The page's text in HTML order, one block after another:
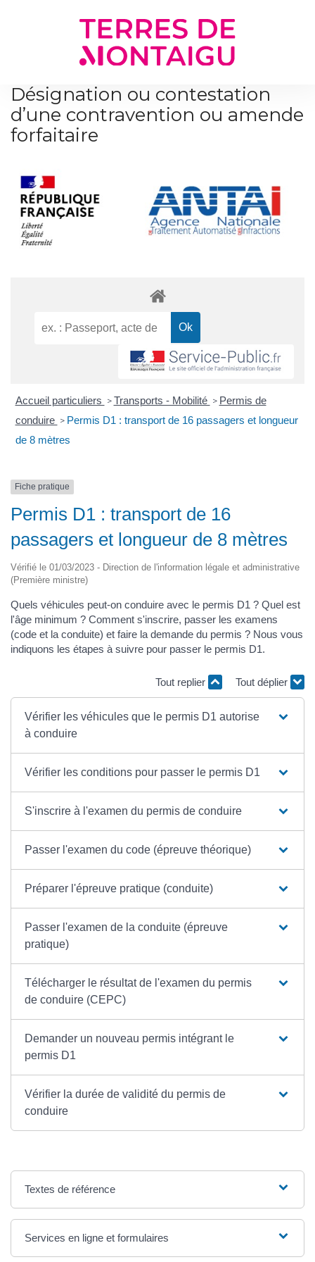
Désignation ou contestation
d’une contravention ou amende
forfaitaire
Accueil particuliers > Transports - Mobilité > Permis de
conduire > Permis D1 : transport de 16 passagers et longueur
de 8 mètres
Fiche pratique
Permis D1 : transport de 16
passagers et longueur de 8 mètres
Vérifié le 01/03/2023 - Direction de l'information légale et administrative
(Première ministre)
Quels véhicules peut-on conduire avec le permis D1 ? Quel est
l'âge minimum ? Comment s'inscrire, passer les examens
(code et la conduite) et faire la demande du permis ? Nous vous
indiquons les étapes à suivre pour passer le permis D1.
Tout replier Tout déplier
Vérifier les véhicules que le permis D1 autorise
à conduire
Vérifier les conditions pour passer le permis D1
S'inscrire à l'examen du permis de conduire
Passer l'examen du code (épreuve théorique)
Préparer l'épreuve pratique (conduite)
Passer l'examen de la conduite (épreuve
pratique)
Télécharger le résultat de l'examen du permis
de conduire (CEPC)
Demander un nouveau permis intégrant le
permis D1
Vérifier la durée de validité du permis de
conduire
Textes de référence
Services en ligne et formulaires